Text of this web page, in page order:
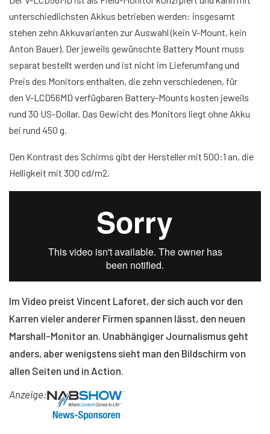
unterschiedlichsten Akkus betrieben werden: insgesamt
stehen zehn Akkuvarianten zur Auswahl (kein V-Mount, kein
Anton Bauer). Der jeweils gewünschte Battery Mount muss
separat bestellt werden und ist nicht im Lieferumfang und
Preis des Monitors enthalten, die zehn verschiedenen, für
den V-LCD56MD verfügbaren Battery-Mounts kosten jeweils
rund 30 US-Dollar. Das Gewicht des Monitors liegt ohne Akku
bei rund 450 g.
Den Kontrast des Schirms gibt der Hersteller mit 500:1 an, die
Helligkeit mit 300 cd/m2.
Im Video preist Vincent Laforet, der sich auch vor den
Karren vieler anderer Firmen spannen lässt, den neuen
Marshall-Monitor an. Unabhängiger Journalismus geht
anders, aber wenigstens sieht man den Bildschirm von
allen Seiten und in Action.
Anzeige: